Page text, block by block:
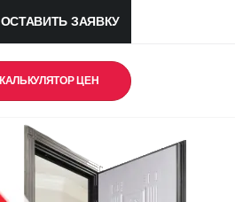
ОСТАВИТЬ ЗАЯВКУ
КАЛЬКУЛЯТОР ЦЕН